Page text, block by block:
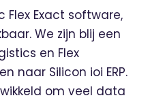
Flex Exact software,
We zijn blij een
en Flex
naar Silicon ioi ERP.
om veel data